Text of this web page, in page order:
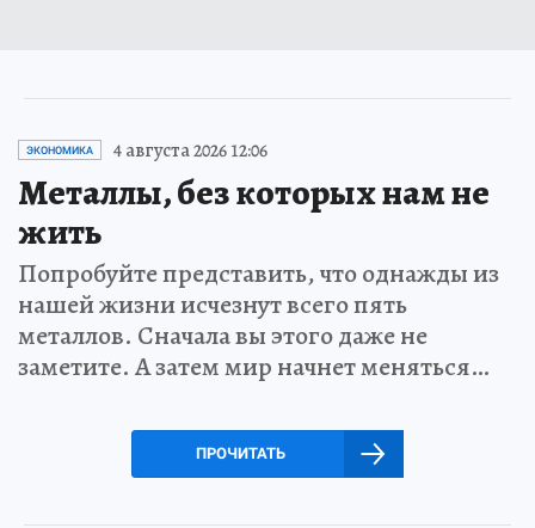
ЭКОНОМИКА 4 августа 2026 12:06
Металлы, без которых нам не
жить
Попробуйте представить, что однажды из
нашей жизни исчезнут всего пять
металлов. Сначала вы этого даже не
заметите. А затем мир начнет меняться…
ПРОЧИТАТЬ